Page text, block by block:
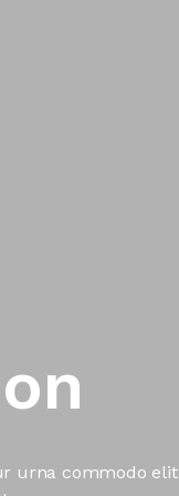
urna commodo elit